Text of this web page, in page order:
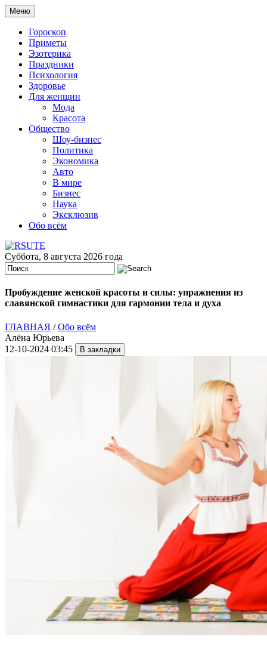
Меню
Гороскоп
Приметы
Эзотерика
Праздники
Психология
Здоровье
Для женщин
Мода
Красота
Общество
Шоу-бизнес
Политика
Экономика
Авто
В мире
Бизнес
Наука
Эксклюзив
Обо всём
Суббота, 8 августа 2026 года
Пробуждение женской красоты и силы: упражнения из
славянской гимнастики для гармонии тела и духа
ГЛАВНАЯ /Обо всём
Алёна Юрьева
12-10-2024 03:45